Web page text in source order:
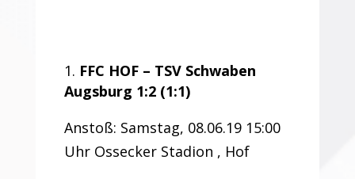
FFC HOF – TSV Schwaben
Augsburg 1:2 (1:1)
Anstoß: Samstag, 08.06.19 15:00
Uhr Ossecker Stadion , Hof